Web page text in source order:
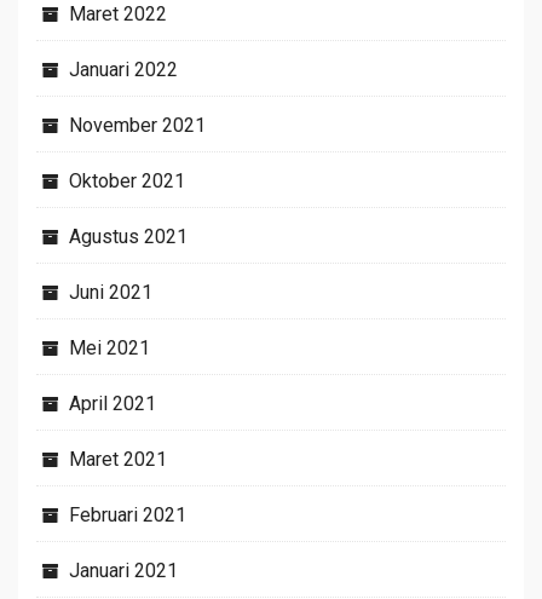
Maret 2022
Januari 2022
November 2021
Oktober 2021
Agustus 2021
Juni 2021
Mei 2021
April 2021
Maret 2021
Februari 2021
Januari 2021